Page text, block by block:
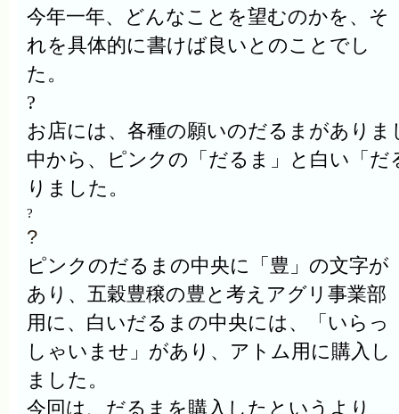
今年一年、どんなことを望むのかを、そ
れを具体的に書けば良いとのことでし
た。
?
お店には、各種の願いのだるまがあり
中から、ピンクの「だるま」と白い「だ
りました。
?
?
ピンクのだるまの中央に「豊」の文字が
あり、五穀豊穣の豊と考えアグリ事業部
用に、白いだるまの中央には、「いらっ
しゃいませ」があり、アトム用に購入し
ました。
今回は、だるまを購入したというより